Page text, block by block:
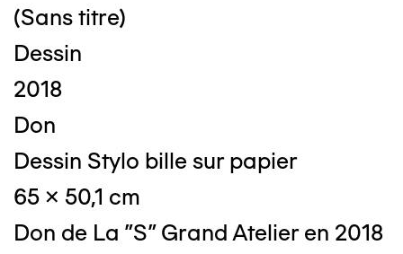
(Sans titre)
Dessin
2018
Don
Dessin Stylo bille sur papier
65 x 50,1 cm
Don de La "S" Grand Atelier en 2018